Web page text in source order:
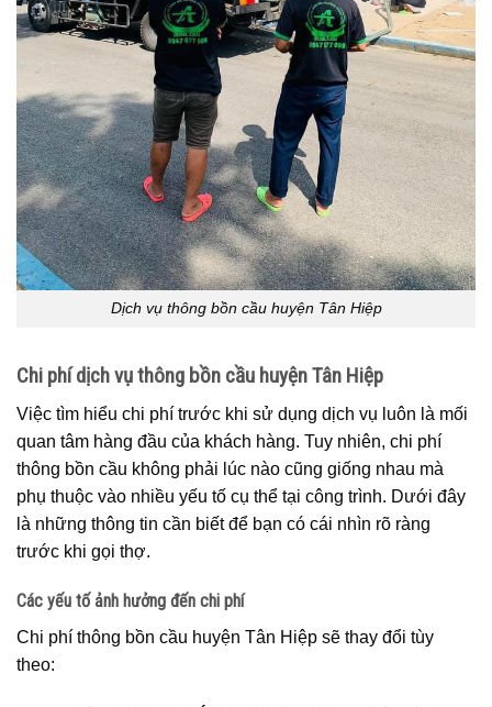
Dịch vụ thông bồn cầu huyện Tân Hiệp
Chi phí dịch vụ thông bồn cầu huyện Tân Hiệp
Việc tìm hiểu chi phí trước khi sử dụng dịch vụ luôn là mối
quan tâm hàng đầu của khách hàng. Tuy nhiên, chi phí
thông bồn cầu không phải lúc nào cũng giống nhau mà
phụ thuộc vào nhiều yếu tố cụ thể tại công trình. Dưới đây
là những thông tin cần biết để bạn có cái nhìn rõ ràng
trước khi gọi thợ.
Các yếu tố ảnh hưởng đến chi phí
Chi phí thông bồn cầu huyện Tân Hiệp sẽ thay đổi tùy
theo: